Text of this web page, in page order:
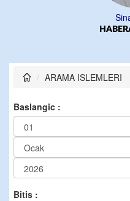
ARAMA ISLEMLERI
Baslangic :
Bitis :